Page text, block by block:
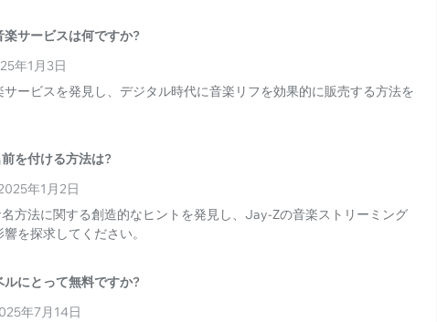
サービスは何ですか?
年1月3日
ービスを発見し、デジタル時代に音楽リフを効果的に販売する方法を
を付ける方法は?
年1月2日
方法に関する創造的なヒントを発見し、Jay-Zの音楽ストリーミング
を探求してください。
にとって無料ですか?
年7月14日